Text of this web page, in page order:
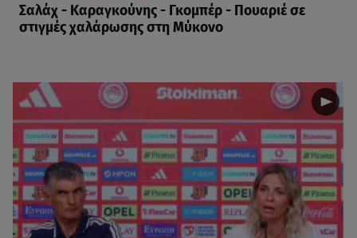
Σαλάχ - Καραγκούνης - Γκομπέρ - Πουαριέ σε
στιγμές χαλάρωσης στη Μύκονο